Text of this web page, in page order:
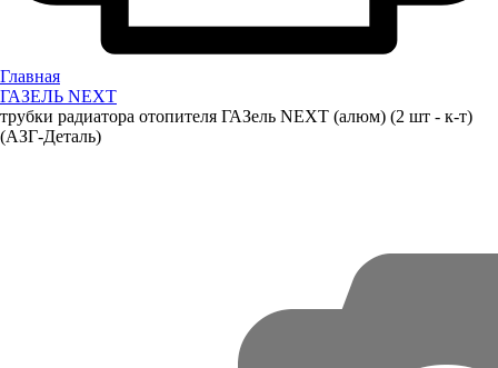
Главная
ГАЗЕЛЬ NEXT
трубки радиатора отопителя ГАЗель NEXT (алюм) (2 шт - к-т)
(АЗГ-Деталь)